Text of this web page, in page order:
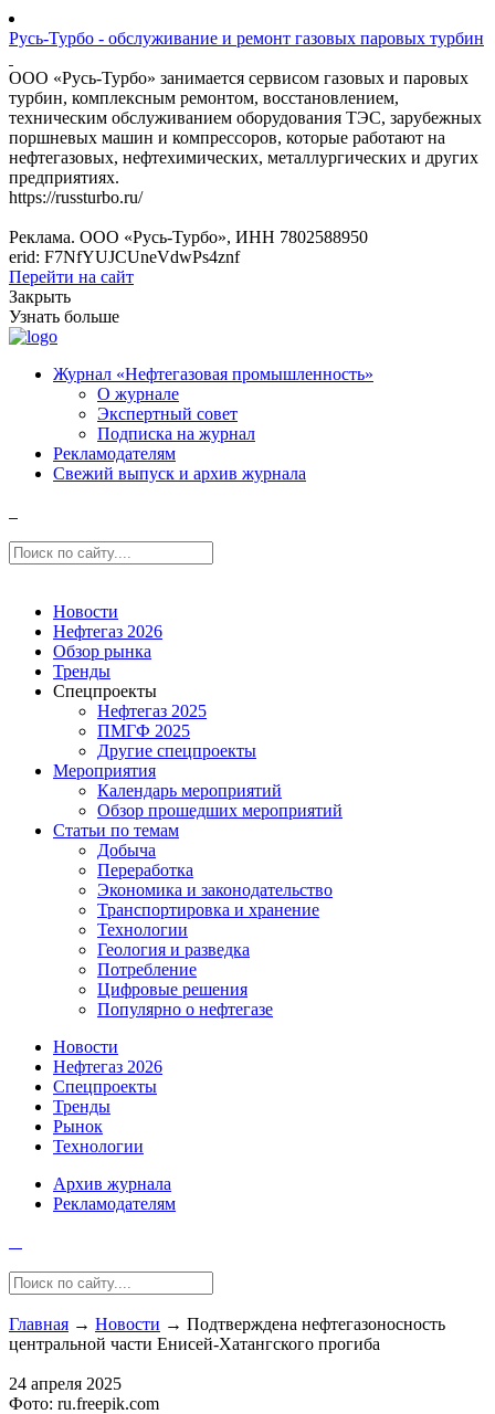
Русь-Турбо - обслуживание и ремонт газовых паровых турбин
ООО «Русь-Турбо» занимается сервисом газовых и паровых
турбин, комплексным ремонтом, восстановлением,
техническим обслуживанием оборудования ТЭС, зарубежных
поршневых машин и компрессоров, которые работают на
нефтегазовых, нефтехимических, металлургических и других
предприятиях.
https://russturbo.ru/
Реклама. ООО «Русь-Турбо», ИНН 7802588950
erid: F7NfYUJCUneVdwPs4znf
Перейти на сайт
Закрыть
Узнать больше
Журнал «Нефтегазовая промышленность»
О журнале
Экспертный совет
Подписка на журнал
Рекламодателям
Свежий выпуск и архив журнала
Новости
Нефтегаз 2026
Обзор рынка
Тренды
Спецпроекты
Нефтегаз 2025
ПМГФ 2025
Другие спецпроекты
Мероприятия
Календарь мероприятий
Обзор прошедших мероприятий
Статьи по темам
Добыча
Переработка
Экономика и законодательство
Транспортировка и хранение
Технологии
Геология и разведка
Потребление
Цифровые решения
Популярно о нефтегазе
Новости
Нефтегаз 2026
Спецпроекты
Тренды
Рынок
Технологии
Архив журнала
Рекламодателям
Главная → Новости → Подтверждена нефтегазоносность
центральной части Енисей-Хатангского прогиба
24 апреля 2025
Фото: ru.freepik.com